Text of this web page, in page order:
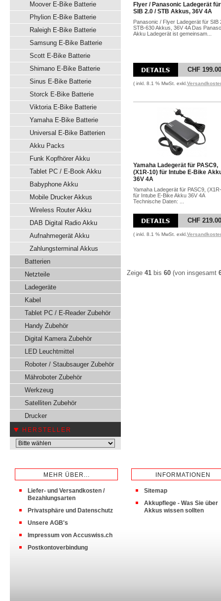
Moover E-Bike Batterie
Phylion E-Bike Batterie
Raleigh E-Bike Batterie
Samsung E-Bike Batterie
Scott E-Bike Batterie
Shimano E-Bike Batterie
Sinus E-Bike Batterie
Storck E-Bike Batterie
Viktoria E-Bike Batterie
Yamaha E-Bike Batterie
Universal E-Bike Batterien
Akku Packs
Funk Kopfhörer Akku
Tablet PC / E-Book Akku
Babyphone Akku
Mobile Drucker Akkus
Wireless Router Akku
DAB Digital Radio Akku
Aufnahmegerät Akku
Zahlungsterminal Akkus
Batterien
Netzteile
Ladegeräte
Kabel
Tablet PC / E-Reader Zubehör
Handy Zubehör
Digital Kamera Zubehör
LED Leuchtmittel
Roboter / Staubsauger Zubehör
Mähroboter Zubehör
Werkzeug
Satelliten Zubehör
Drucker
HERSTELLER
Flyer / Panasonic Ladegerät für
SIB 2.0 / STB Akkus, 36V 4A
Panasonic / Flyer Ladegerät für SIB
STB-630 Akkus, 36V 4A Das
Akku Ladegerät ist gemeinsam...
CHF 199.00
( inkl. 8.1 % MwSt. exkl.
Yamaha Ladegerät für PASC9,
(X1R-10) für Intube E-Bike
36V 4A
Yamaha Ladegerät für PASC9,
für Intube E-Bike Akku 36V 4A
Technische Daten: ...
CHF 219.00
( inkl. 8.1 % MwSt. exkl.
Zeige 41 bis 60 (von insgesamt
MEHR ÜBER...
Liefer- und Versandkosten /
Bezahlungsarten
Privatsphäre und Datenschutz
Unsere AGB's
Impressum von Accuswiss.ch
Postkontoverbindung
INFORMATIONEN
Sitemap
Akkupflege - Was Sie über
Akkus wissen sollten